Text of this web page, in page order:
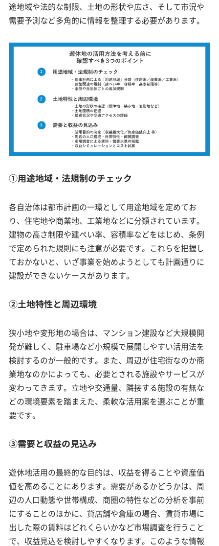
途地域や法的な制限、土地の形状や広さ、そして市況や
需要予測など多角的に情報を整理する必要があります。
①用途地域・法規制のチェック
各自治体は都市計画の一環として用途地域を定めてお
り、住宅地や商業地、工業地などに分類されています。
建物の高さ制限や建ぺい率、容積率などをはじめ、条例
で定められた規則にも注意が必要です。これらを把握し
ておかないと、いざ事業を始めようとしても計画通りに
建設ができないケースがあります。
②土地特性と周辺環境
狭小地や変形地の場合は、マンション建設など大規模開
発が難しく、駐車場など小規模で展開しやすい活用法を
検討するのが一般的です。また、周辺が住宅街なのか商
業地なのかによっても、必要とされる施設やサービスが
変わってきます。立地や交通量、隣接する施設の有無な
どの環境要素を踏まえた、柔軟な活用案を選ぶことが重
要です。
③需要と収益の見込み
遊休地活用の最終的な目的は、収益を得ることや資産価
値を高めることにあります。需要があるかどうかは、周
辺の人口動態や世帯構成、商圏の特性などの分析を事前
にすることのほかに、貸店舗や倉庫の場合、賃貸市場に
出した際の賃料はどれくらいかなど市場調査を行うこと
で、収益見込を検討しやすくなります。このような情報